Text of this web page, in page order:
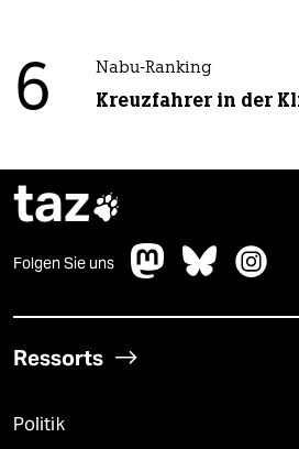
6 Nabu-Ranking
Kreuzfahrer in der
taz
Folgen Sie uns
Ressorts
Politik